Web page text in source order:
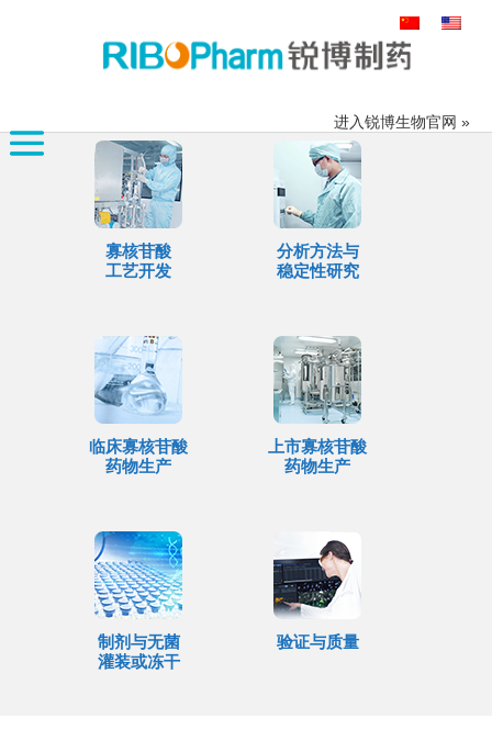
进入锐博生物官网 »
寡核苷酸
工艺开发
分析方法与
稳定性研究
临床寡核苷酸
药物生产
上市寡核苷酸
药物生产
制剂与无菌
灌装或冻干
验证与质量